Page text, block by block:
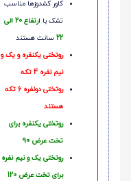
کاور کشدوزها مناسب
تشک با ا
رتفاع 20 الی
22 سانت هستند
روتختی یکنفره و یک و
نیم نفره 4 تکه
روتختی دونفره 6 تکه
هستند
روتختی یکنفره برای
تخت عرض 90
روتختی یک و نیم نفره
برای تخت عرض 120